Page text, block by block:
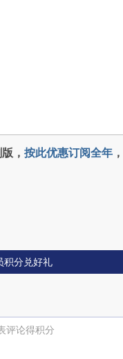
， 按此优惠订阅全年 ，
积分兑好礼
评论得积分